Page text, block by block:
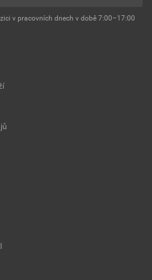
výrobku
25 kg
v pracovních dnech v době 7:00–17:00